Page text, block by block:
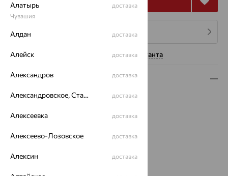
4 платежа по 1 374₽
Нужна помощь консультанта
Описание
Вид изделия:декоративные
Металл:
Проба:925
Вставка:
Алатырь
Чувашия
доставка
Алдан доставка
Алейск доставка
Александров доставка
Александровское, Ставропольский край доставка
Алексеевка доставка
Алексеево-Лозовское доставка
Алексин доставка